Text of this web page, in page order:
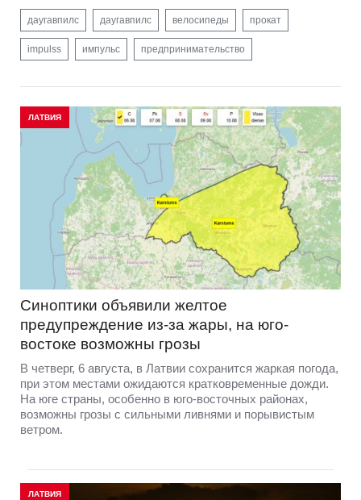
даугавпилс даугавпилс велосипеды прокат
impulss импульс предпринимательство
ЛАТВИЯ
Синоптики объявили желтое
предупреждение из-за жары, на юго-
востоке возможны грозы
В четверг, 6 августа, в Латвии сохранится жаркая погода,
при этом местами ожидаются кратковременные дожди.
На юге страны, особенно в юго-восточных районах,
возможны грозы с сильными ливнями и порывистым
ветром.
ЛАТВИЯ